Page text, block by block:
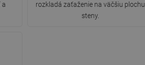
a
rozkladá zaťaženie na väčšiu plochu
steny.